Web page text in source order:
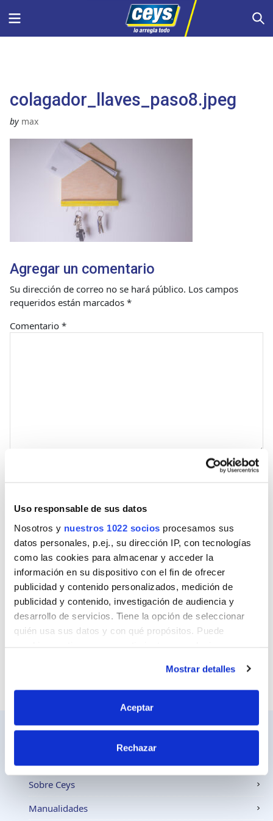
Uso responsable de sus datos
Nosotros y nuestros 1022 socios procesamos sus
datos personales, p.ej., su dirección IP, con tecnologías
como las cookies para almacenar y acceder la
información en su dispositivo con el fin de ofrecer
publicidad y contenido personalizados, medición de
publicidad y contenido, investigación de audiencia y
desarrollo de servicios. Tiene la opción de seleccionar
quién usa sus datos y con qué propósitos. Puede
Si lo permite, también quisiéramos:
Identificar su dispositivo analizándolo activamente
para buscar características específicas (huellas
digitales)
Obtenga más información sobre cómo se procesan sus
Mostrar detalles
Aceptar
Rechazar
Menu
colagador_llaves_paso8.jpeg
by max
Agregar un comentario
Su dirección de correo no se hará público. Los campos
requeridos están marcados *
Comentario *
Correo
Sitio web
Ceys
Sobre Ceys
Manualidades